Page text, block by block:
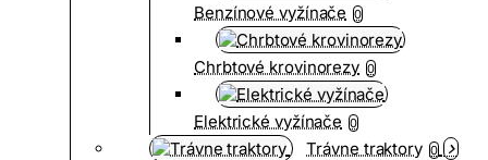
Benzínové vyžínače 0
Chrbtové krovinorezy 0
Elektrické vyžínače 0
Trávne traktory 0